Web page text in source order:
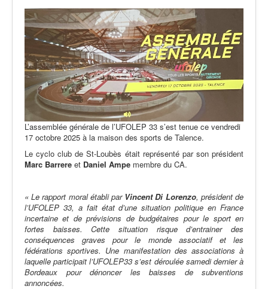
L’assemblée générale de l’UFOLEP 33 s’est tenue ce vendredi
17 octobre 2025 à la maison des sports de Talence.
Le cyclo club de St-Loubès était représenté par son président
Marc Barrere et Daniel Ampe membre du CA.
« Le rapport moral établi par Vincent Di Lorenzo, président de
l’UFOLEP 33, a fait état d’une situation politique en France
incertaine et de prévisions de budgétaires pour le sport en
fortes baisses. Cette situation risque d’entrainer des
conséquences graves pour le monde associatif et les
fédérations sportives. Une manifestation des associations à
laquelle participait l’UFOLEP33 s’est déroulée samedi dernier à
Bordeaux pour dénoncer les baisses de subventions
annoncées.